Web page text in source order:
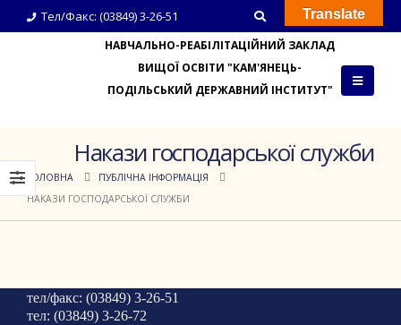
Тел/Факс: (03849) 3-26-51
НАВЧАЛЬНО-РЕАБІЛІТАЦІЙНИЙ ЗАКЛАД
ВИЩОЇ ОСВІТИ "КАМ'ЯНЕЦЬ-
ПОДІЛЬСЬКИЙ ДЕРЖАВНИЙ ІНСТИТУТ"
Накази господарської служби
ГОЛОВНА
ПУБЛІЧНА ІНФОРМАЦІЯ
НАКАЗИ ГОСПОДАРСЬКОЇ СЛУЖБИ
тел/факс: (03849) 3-26-51
тел: (03849) 3-26-72
Translate